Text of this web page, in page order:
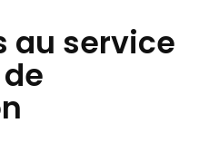
au service